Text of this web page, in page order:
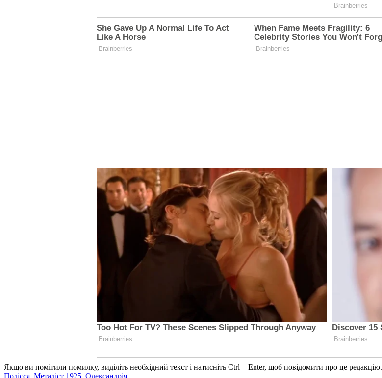
Якщо ви помітили помилку, виділіть необхідний текст і натисніть Ctrl + Enter, щоб повідомити про це редакцію.
Полісся, Металіст 1925, Олександрія